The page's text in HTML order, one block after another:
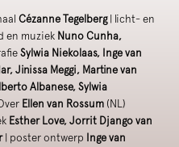
Cézanne Tegelberg
| licht- en
en muziek Nuno Cunha,
Sylwia Niekolaas, Inge van
Jinissa Meggi, Martine van
Albanese, Sylwia
Ellen van Rossum (NL)
Esther Love, Jorrit Django van
| poster ontwerp Inge van